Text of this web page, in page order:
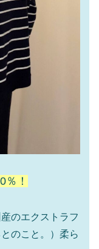
％！
のエクストラフ
のこと。）柔ら